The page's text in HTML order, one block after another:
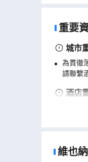
重要
城市
為貫徹
請聯繫
酒店
維也